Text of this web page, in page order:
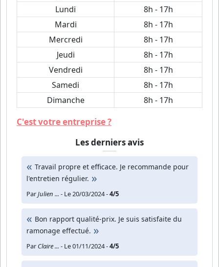
Lundi
8h - 17h
Mardi
8h - 17h
Mercredi
8h - 17h
Jeudi
8h - 17h
Vendredi
8h - 17h
Samedi
8h - 17h
Dimanche
8h - 17h
C'est votre entreprise ?
Les derniers avis
Travail propre et efficace. Je recommande pour
l'entretien régulier.
ParJulien ... - Le 20/03/2024 -4/5
Bon rapport qualité-prix. Je suis satisfaite du
ramonage effectué.
Par Claire ... - Le 01/11/2024 -4/5